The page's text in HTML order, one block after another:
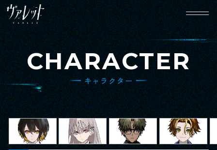
HOME
ホーム
NEWS
ニュース
WORLD CHARACTER
CHARACTER
キャラクター